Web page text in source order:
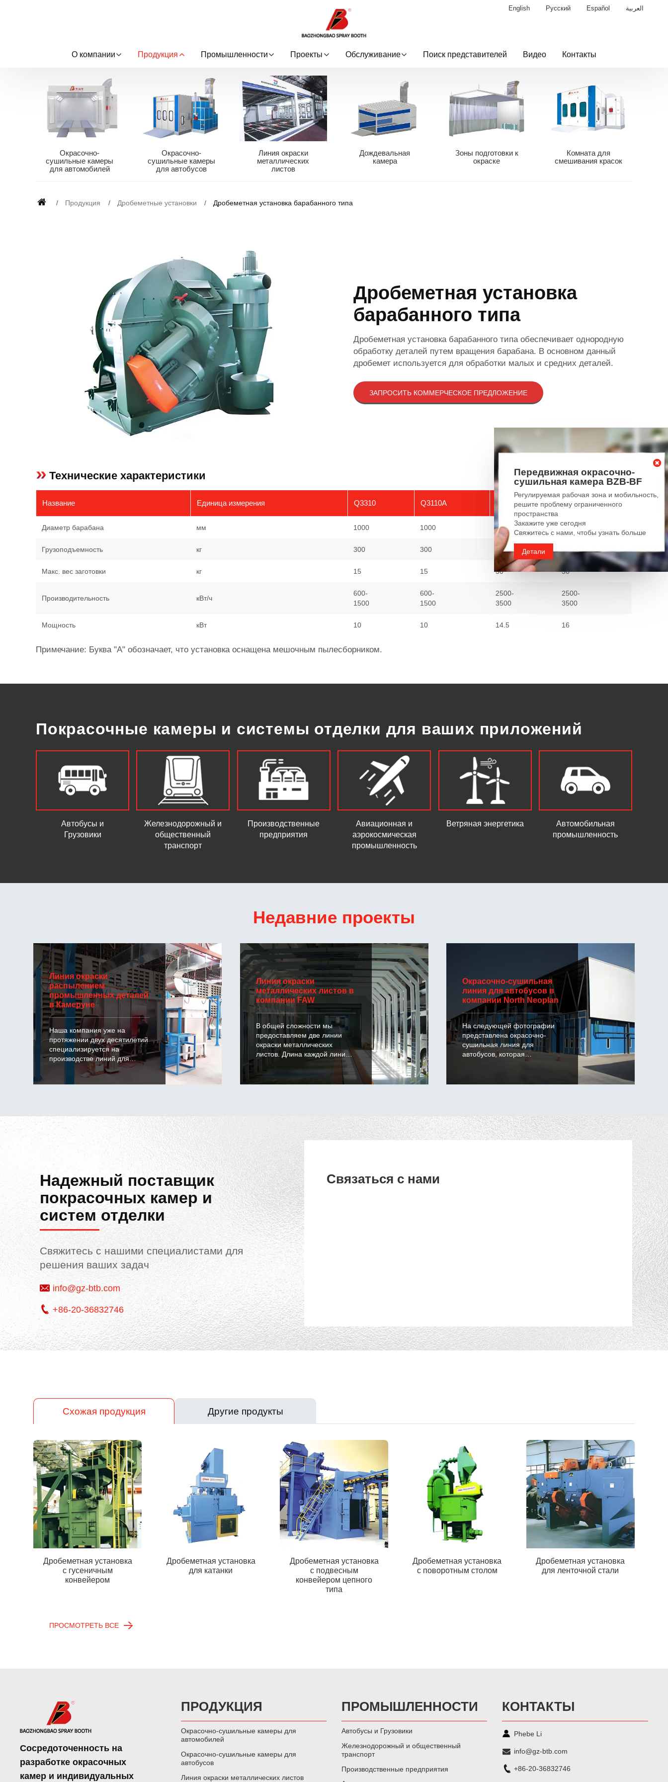
English Русский Español العربية
О компании Продукция Промышленности Проекты Обслуживание Поиск представителей Видео Контакты
Окрасочно-
сушильные камеры
для автомобилей
Окрасочно-
сушильные камеры
для автобусов
Линия окраски
металлических
листов
Дождевальная
камера
Зоны подготовки к
окраске
Комната для
смешивания красок
Продукция Дробеметные установки Дробеметная установка барабанного типа
Дробеметная установка
барабанного типа
Дробеметная установка барабанного типа обеспечивает однородную
обработку деталей путем вращения барабана. В основном данный
дробемет используется для обработки малых и средних деталей.
ЗАПРОСИТЬ КОММЕРЧЕСКОЕ ПРЕДЛОЖЕНИЕ
Технические характеристики
Название Единица измерения Q3310 Q3110A Q3113 Q3113A
Диаметр барабана мм 1000 1000 1300 1300
Грузоподъемность кг 300 300 700 700
Макс. вес заготовки кг 15 15 30 30
Производительность кВт/ч
600-
1500
600-
1500
2500-
3500
2500-
3500
Мощность кВт 10 10 14.5 16
Примечание: Буква "A" обозначает, что установка оснащена мешочным пылесборником.
Покрасочные камеры и системы отделки для ваших приложений
Автобусы и
Грузовики
Железнодорожный и
общественный
транспорт
Производственные
предприятия
Авиационная и
аэрокосмическая
промышленность
Ветряная энергетика
Автомобильная
промышленность
Недавние проекты
Линия окраски
распылением
промышленных деталей
в Камеруне
Наша компания уже на
протяжении двух десятилетий
специализируется на
производстве линий для
нанесения покрытий методом
распыления.
Линия окраски
металлических листов в
компании FAW
В общей сложности мы
предоставляем две линии
окраски металлических
листов. Длина каждой линии
Окрасочно-сушильная
линия для автобусов в
компании North Neoplan
На следующей фотографии
представлена окрасочно-
сушильная линия для
автобусов, которая
Надежный поставщик
покрасочных камер и
систем отделки
Свяжитесь с нашими специалистами для
решения ваших задач
info@gz-btb.com
+86-20-36832746
Связаться с нами
Схожая продукция Другие продукты
Дробеметная установка
с гусеничным
конвейером
Дробеметная установка
для катанки
Дробеметная установка
с подвесным
конвейером цепного
типа
Дробеметная установка
с поворотным столом
Дробеметная установка
для ленточной стали
ПРОСМОТРЕТЬ ВСЕ
Сосредоточенность на
разработке окрасочных
камер и индивидуальных
ПРОДУКЦИЯ
Окрасочно-сушильные камеры для
автомобилей
Окрасочно-сушильные камеры для
автобусов
Линия окраски металлических листов
ПРОМЫШЛЕННОСТИ
Автобусы и Грузовики
Железнодорожный и общественный
транспорт
Производственные предприятия
КОНТАКТЫ
Phebe Li
info@gz-btb.com
+86-20-36832746
Передвижная окрасочно-
сушильная камера BZB-BF
Регулируемая рабочая зона и мобильность,
решите проблему ограниченного
пространства
Закажите уже сегодня
Свяжитесь с нами, чтобы узнать больше
Детали